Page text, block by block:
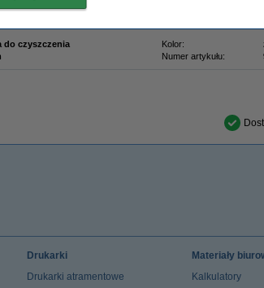
z bębnem.
do czyszczenia Kolor:
Numer artykułu:
Drukarki
Drukarki atramentowe
Materiały
Kalkulatory